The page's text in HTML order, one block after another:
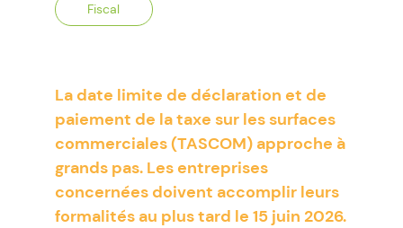
Fiscal
La date limite de déclaration et de
paiement de la taxe sur les surfaces
commerciales (TASCOM) approche à
grands pas. Les entreprises
concernées doivent accomplir leurs
formalités au plus tard le 15 juin 2026.